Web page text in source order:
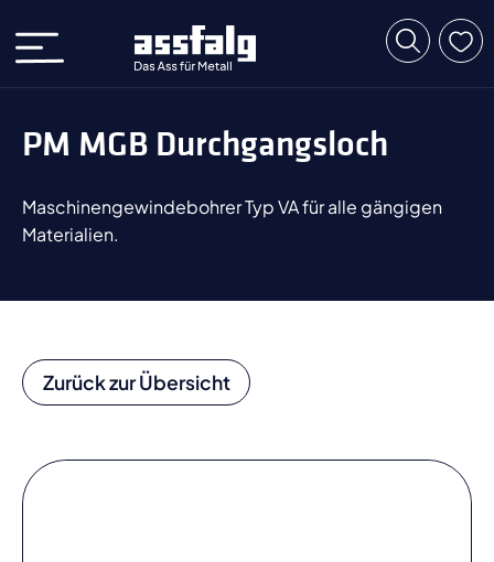
PM MGB Durchgangsloch
Maschinengewindebohrer Typ VA für alle gängigen
Materialien.
Zurück zur Übersicht